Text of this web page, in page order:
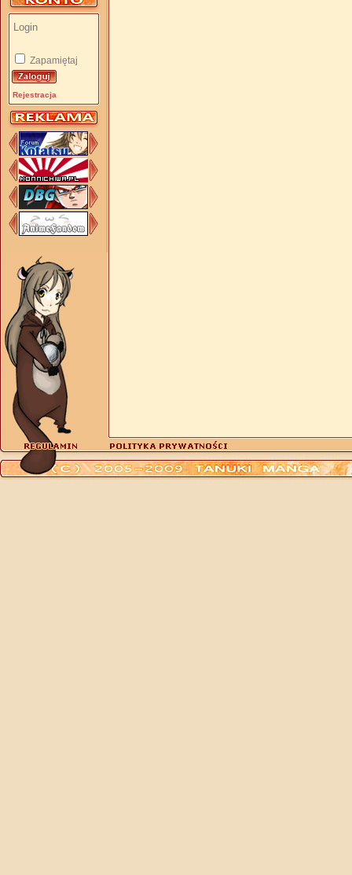
Zapamiętaj
Rejestracja